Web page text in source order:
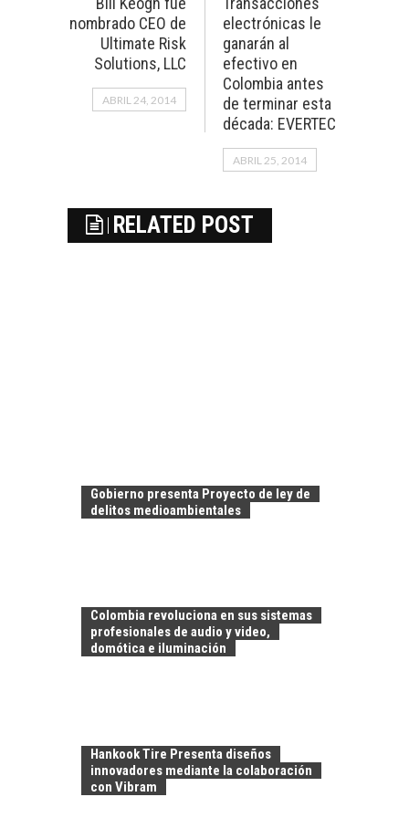
nombrado CEO de
Ultimate Risk
Solutions, LLC
ABRIL 24, 2014
electrónicas le
ganarán al
efectivo en
Colombia antes
de terminar esta
década: EVERTEC
ABRIL 25, 2014
RELATED POST
Gobierno presenta Proyecto de ley de
delitos medioambientales
Colombia revoluciona en sus sistemas
profesionales de audio y video,
domótica e iluminación
Hankook Tire Presenta diseños
innovadores mediante la colaboración
con Vibram
CHILE:
ALTERNATIVAS MÁS
ALLÁ DEL CRÉDITO